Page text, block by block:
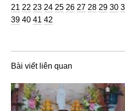
Trang
21 Trang
22 Trang
23 Trang
24 Trang
25 Trang
26 Trang
27 Trang
28 Trang
29 30
39 Trang
40 Trang
41 Trang
42
Bài viết liên quan